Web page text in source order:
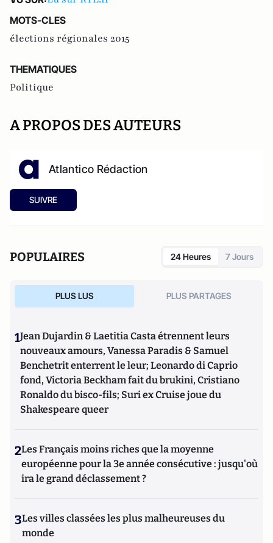
MOTS-CLES
élections régionales 2015
THEMATIQUES
Politique
A PROPOS DES AUTEURS
Atlantico Rédaction
SUIVRE
POPULAIRES 24 Heures 7 Jours
PLUS LUS PLUS PARTAGES
1Jean Dujardin & Laetitia Casta étrennent leurs
nouveaux amours, Vanessa Paradis & Samuel
Benchetrit enterrent le leur; Leonardo di Caprio
fond, Victoria Beckham fait du brukini, Cristiano
Ronaldo du bisco-fils; Suri ex Cruise joue du
Shakespeare queer
2Les Français moins riches que la moyenne
européenne pour la 3e année consécutive : jusqu'où
ira le grand déclassement ?
3Les villes classées les plus malheureuses du
monde